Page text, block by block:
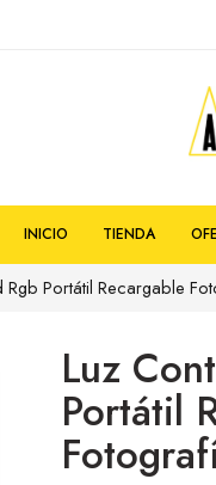
INICIO TIENDA
Rgb Portátil Recargable
Luz
Portátil